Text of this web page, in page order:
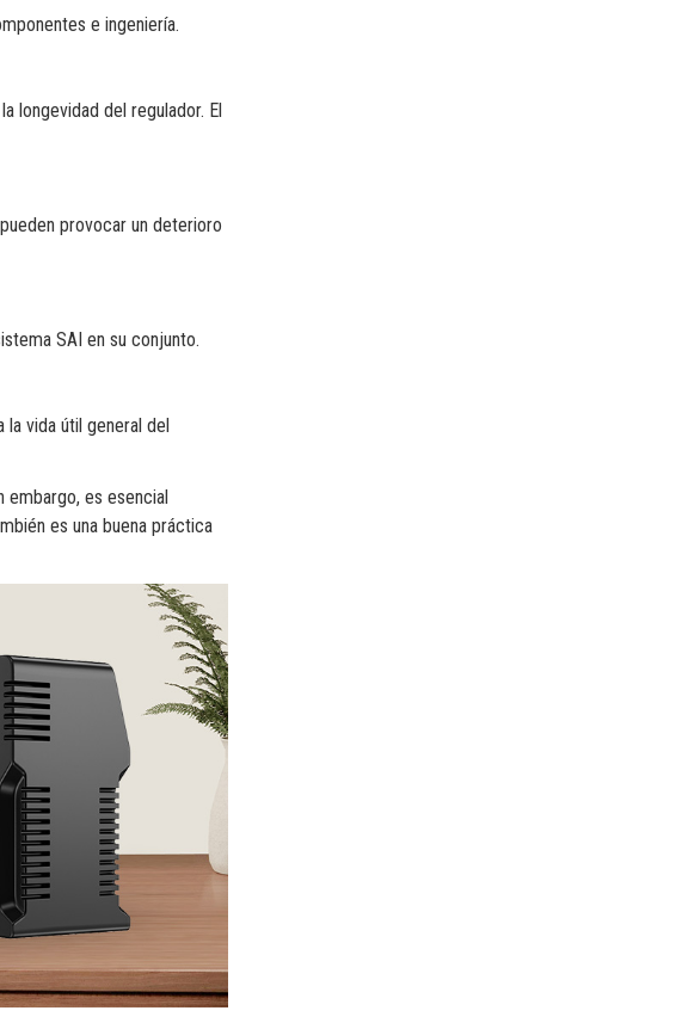
e ingeniería.
longevidad del regulador. El
provocar un deterioro
SAI en su conjunto.
vida útil general del
embargo, es esencial
es una buena práctica